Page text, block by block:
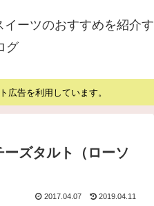
ーツのおすすめを紹介す
グ
広告を利用しています。
ズタルト（ローソ
2017.04.07 2019.04.11